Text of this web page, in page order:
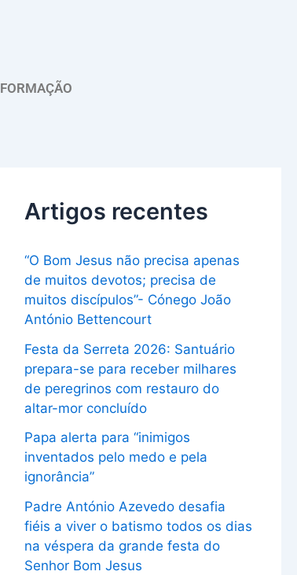
FORMAÇÃO
Artigos recentes
“O Bom Jesus não precisa apenas
de muitos devotos; precisa de
muitos discípulos”- Cónego João
António Bettencourt
Festa da Serreta 2026: Santuário
prepara-se para receber milhares
de peregrinos com restauro do
altar-mor concluído
Papa alerta para “inimigos
inventados pelo medo e pela
ignorância”
Padre António Azevedo desafia
fiéis a viver o batismo todos os dias
na véspera da grande festa do
Senhor Bom Jesus
u